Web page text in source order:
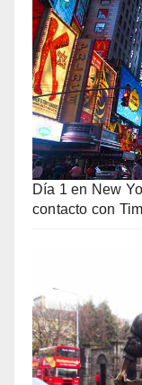
Día 1 en New
contacto con